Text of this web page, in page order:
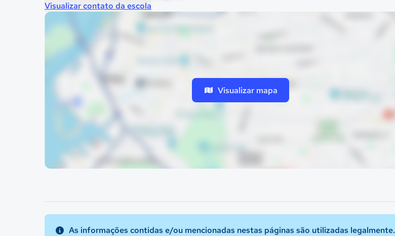
Visualizar contato da escola
Visualizar mapa
As informações contidas e/ou mencionadas nestas páginas são utilizadas legalmente.